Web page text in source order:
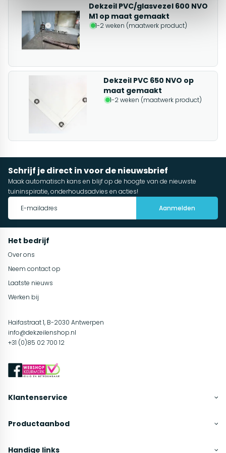
Dekzeil PVC/glasvezel 600 NVO
M1 op maat gemaakt
1-2 weken (maatwerk product)
Dekzeil PVC 650 NVO op
maat gemaakt
1-2 weken (maatwerk product)
Schrijf je direct in voor de nieuwsbrief
Maak automatisch kans en blijf op de hoogte van de nieuwste
tuininspiratie, onderhoudsadvies en acties!
Aanmelden
Het bedrijf
Over ons
Neem contact op
Laatste nieuws
Werken bij
Haifastraat 1, B-2030 Antwerpen
info@dekzeilenshop.nl
+31 (0)85 02 700 12
Klantenservice
Productaanbod
Handige links